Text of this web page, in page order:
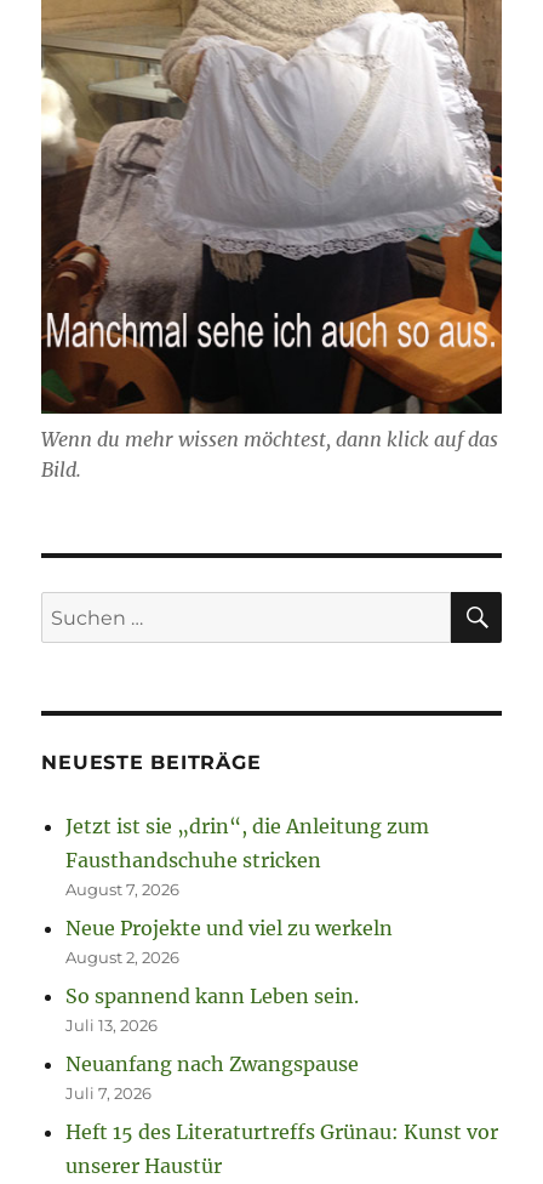
Wenn du mehr wissen möchtest, dann klick auf das
Bild.
Suchen
nach:
NEUESTE BEITRÄGE
Jetzt ist sie „drin“, die Anleitung zum
Fausthandschuhe stricken
August 7, 2026
Neue Projekte und viel zu werkeln
August 2, 2026
So spannend kann Leben sein.
Juli 13, 2026
Neuanfang nach Zwangspause
Juli 7, 2026
Heft 15 des Literaturtreffs Grünau: Kunst vor
unserer Haustür